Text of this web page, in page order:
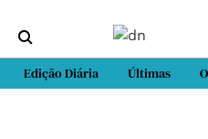
Edição Diária Últimas